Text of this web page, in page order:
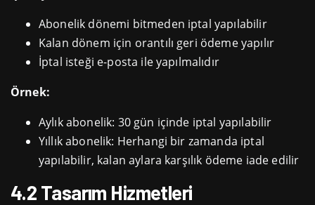
Abonelik dönemi bitmeden iptal yapılabilir
Kalan dönem için orantılı geri ödeme yapılır
İptal isteği e-posta ile yapılmalıdır
Örnek:
Aylık abonelik: 30 gün içinde iptal yapılabilir
Yıllık abonelik: Herhangi bir zamanda iptal
yapılabilir, kalan aylara karşılık ödeme iade edilir
4.2 Tasarım Hizmetleri